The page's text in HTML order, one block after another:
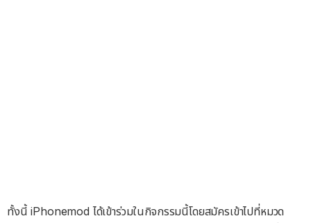
ทั้งนี้ iPhonemod ได้เข้าร่วมในกิจกรรมนี้โดยสมัครเข้าไปที่หมวด